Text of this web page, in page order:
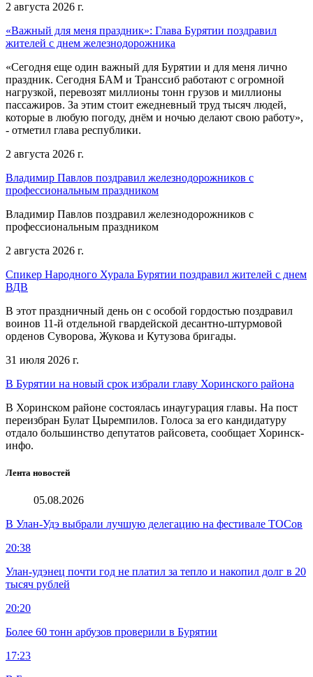
2 августа 2026 г.
«Важный для меня праздник»: Глава Бурятии поздравил
жителей с днем железнодорожника
«Сегодня еще один важный для Бурятии и для меня лично
праздник. Сегодня БАМ и Транссиб работают с огромной
нагрузкой, перевозят миллионы тонн грузов и миллионы
пассажиров. За этим стоит ежедневный труд тысяч людей,
которые в любую погоду, днём и ночью делают свою работу»,
- отметил глава республики.
2 августа 2026 г.
Владимир Павлов поздравил железнодорожников с
профессиональным праздником
Владимир Павлов поздравил железнодорожников с
профессиональным праздником
2 августа 2026 г.
Спикер Народного Хурала Бурятии поздравил жителей с днем
ВДВ
В этот праздничный день он с особой гордостью поздравил
воинов 11-й отдельной гвардейской десантно-штурмовой
орденов Суворова, Жукова и Кутузова бригады.
31 июля 2026 г.
В Бурятии на новый срок избрали главу Хоринского района
В Хоринском районе состоялась инаугурация главы. На пост
переизбран Булат Цыремпилов. Голоса за его кандидатуру
отдало большинство депутатов райсовета, сообщает Хоринск-
инфо.
Лента новостей
05.08.2026
В Улан-Удэ выбрали лучшую делегацию на фестивале ТОСов
20:38
Улан-удэнец почти год не платил за тепло и накопил долг в 20
тысяч рублей
20:20
Более 60 тонн арбузов проверили в Бурятии
17:23